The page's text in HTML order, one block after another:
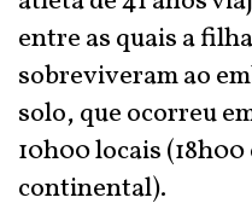
entre as quais a
sobreviveram ao
solo, que ocorreu
10h00 locais
continental).